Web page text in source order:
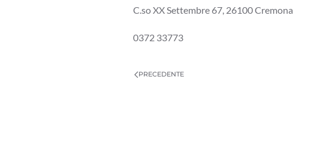
C.so XX Settembre 67, 26100 Cremona
0372 33773
PRECEDENTE